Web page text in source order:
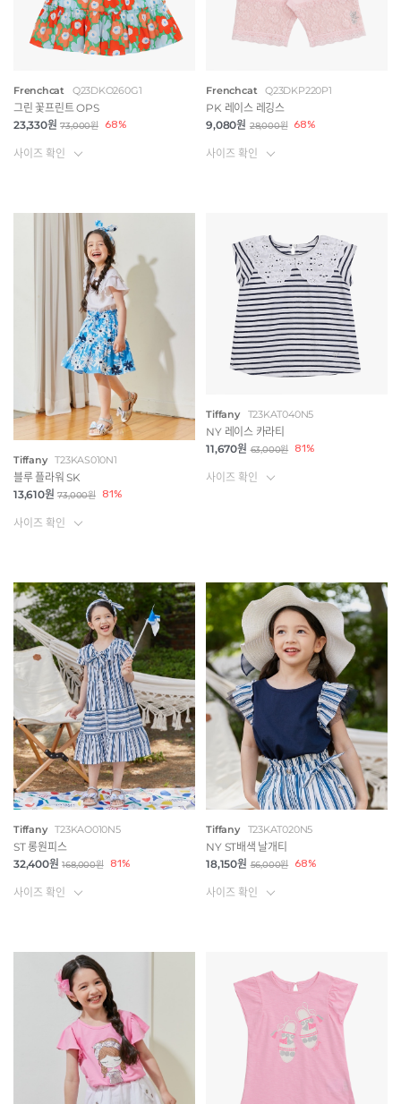
Frenchcat Q23DKO260G1
그린 꽃프린트 OPS
23,330원 73,000원 68%
사이즈 확인
Frenchcat Q23DKP220P1
PK 레이스 레깅스
9,080원 28,000원 68%
사이즈 확인
Tiffany T23KAS010N1
블루 플라워 SK
13,610원 73,000원 81%
사이즈 확인
Tiffany T23KAT040N5
NY 레이스 카라티
11,670원 63,000원 81%
사이즈 확인
Tiffany T23KAO010N5
ST 롱원피스
32,400원 168,000원 81%
사이즈 확인
Tiffany T23KAT020N5
NY ST배색 날개티
18,150원 56,000원 68%
사이즈 확인